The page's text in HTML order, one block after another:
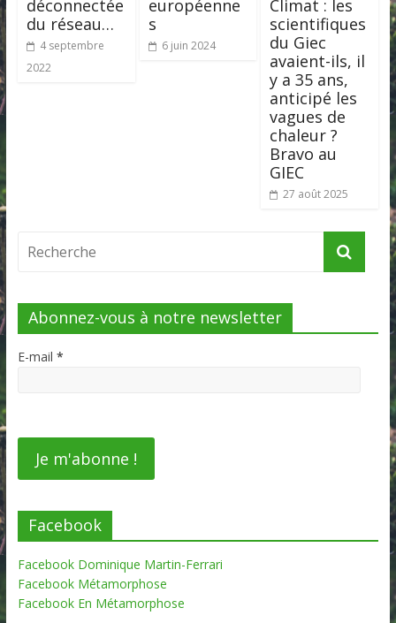
déconnectée
du réseau…
4 septembre
2022
européenne
s
6 juin 2024
Climat : les
scientifiques
du Giec
avaient-ils, il
y a 35 ans,
anticipé les
vagues de
chaleur ?
Bravo au
GIEC
27 août 2025
Abonnez-vous à notre newsletter
E-mail *
Facebook
Facebook Dominique Martin-Ferrari
Facebook Métamorphose
Facebook En Métamorphose